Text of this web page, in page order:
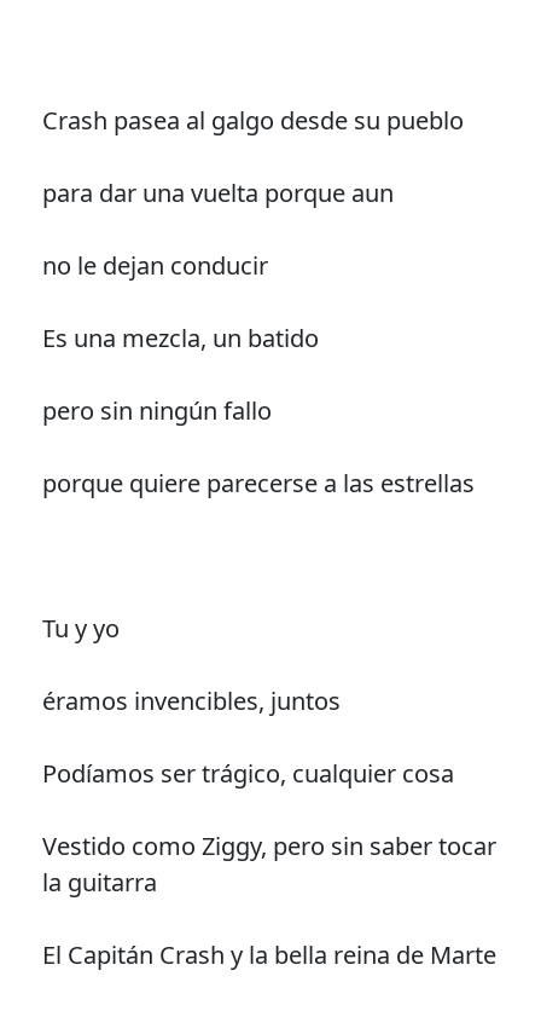
Crash pasea al galgo desde su pueblo
para dar una vuelta porque aun
no le dejan conducir
Es una mezcla, un batido
pero sin ningún fallo
porque quiere parecerse a las estrellas
Tu y yo
éramos invencibles, juntos
Podíamos ser trágico, cualquier cosa
Vestido como Ziggy, pero sin saber tocar
la guitarra
El Capitán Crash y la bella reina de Marte